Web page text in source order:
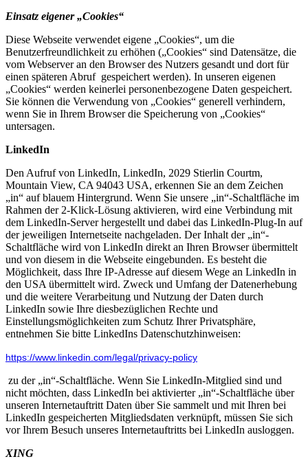
Einsatz eigener „Cookies“
Diese Webseite verwendet eigene „Cookies“, um die
Benutzerfreundlichkeit zu erhöhen („Cookies“ sind Datensätze, die
vom Webserver an den Browser des Nutzers gesandt und dort für
einen späteren Abruf gespeichert werden). In unseren eigenen
„Cookies“ werden keinerlei personenbezogene Daten gespeichert.
Sie können die Verwendung von „Cookies“ generell verhindern,
wenn Sie in Ihrem Browser die Speicherung von „Cookies“
untersagen.
LinkedIn
Den Aufruf von LinkedIn, LinkedIn, 2029 Stierlin Courtm,
Mountain View, CA 94043 USA, erkennen Sie an dem Zeichen
„in“ auf blauem Hintergrund. Wenn Sie unsere „in“-Schaltfläche im
Rahmen der 2-Klick-Lösung aktivieren, wird eine Verbindung mit
dem LinkedIn-Server hergestellt und dabei das LinkedIn-Plug-In auf
der jeweiligen Internetseite nachgeladen. Der Inhalt der „in“-
Schaltfläche wird von LinkedIn direkt an Ihren Browser übermittelt
und von diesem in die Webseite eingebunden. Es besteht die
Möglichkeit, dass Ihre IP-Adresse auf diesem Wege an LinkedIn in
den USA übermittelt wird. Zweck und Umfang der Datenerhebung
und die weitere Verarbeitung und Nutzung der Daten durch
LinkedIn sowie Ihre diesbezüglichen Rechte und
Einstellungsmöglichkeiten zum Schutz Ihrer Privatsphäre,
entnehmen Sie bitte LinkedIns Datenschutzhinweisen:
https://www.linkedin.com/legal/privacy-policy
zu der „in“-Schaltfläche. Wenn Sie LinkedIn-Mitglied sind und
nicht möchten, dass LinkedIn bei aktivierter „in“-Schaltfläche über
unseren Internetauftritt Daten über Sie sammelt und mit Ihren bei
LinkedIn gespeicherten Mitgliedsdaten verknüpft, müssen Sie sich
vor Ihrem Besuch unseres Internetauftritts bei LinkedIn ausloggen.
XING